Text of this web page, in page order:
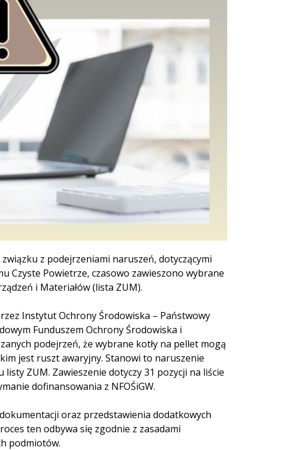
z podejrzeniami naruszeń, dotyczącymi
Czyste Powietrze, czasowo zawieszono wybrane
i Materiałów (lista ZUM).
Instytut Ochrony Środowiska – Państwowy
Funduszem Ochrony Środowiska i
podejrzeń, że wybrane kotły na pellet mogą
jest ruszt awaryjny. Stanowi to naruszenie
ZUM. Zawieszenie dotyczy 31 pozycji na liście
dofinansowania z NFOŚiGW.
oraz przedstawienia dodatkowych
ten odbywa się zgodnie z zasadami
podmiotów.